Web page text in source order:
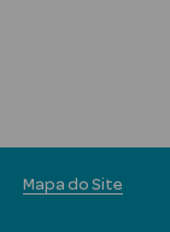
Mapa do Site